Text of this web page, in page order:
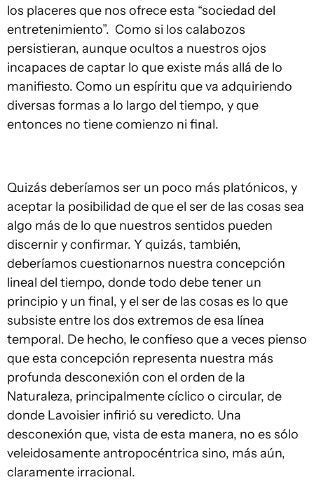
los placeres que nos ofrece esta “sociedad del
entretenimiento”. Como si los calabozos
persistieran, aunque ocultos a nuestros ojos
incapaces de captar lo que existe más allá de lo
manifiesto. Como un espíritu que va adquiriendo
diversas formas a lo largo del tiempo, y que
entonces no tiene comienzo ni final.
Quizás deberíamos ser un poco más platónicos, y
aceptar la posibilidad de que el ser de las cosas sea
algo más de lo que nuestros sentidos pueden
discernir y confirmar. Y quizás, también,
deberíamos cuestionarnos nuestra concepción
lineal del tiempo, donde todo debe tener un
principio y un final, y el ser de las cosas es lo que
subsiste entre los dos extremos de esa línea
temporal. De hecho, le confieso que a veces pienso
que esta concepción representa nuestra más
profunda desconexión con el orden de la
Naturaleza, principalmente cíclico o circular, de
donde Lavoisier infirió su veredicto. Una
desconexión que, vista de esta manera, no es sólo
veleidosamente antropocéntrica sino, más aún,
claramente irracional.